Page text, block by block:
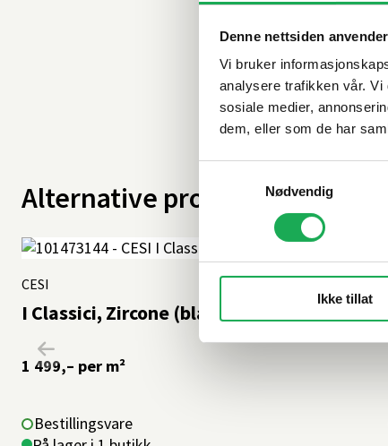
Denne nettsiden
Vi bruker
analysere trafikken vår.
sosiale medier,
dem, eller som de har
Nødvendig
Ikke tillat
Alternative produkter
I Classici, Zircone (blank) 10x10 Flis
CESI
1 499,– per m²
Bestillingsvare